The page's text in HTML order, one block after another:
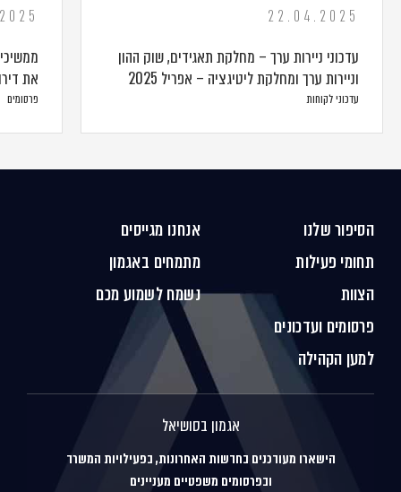
22.04.2025
עדכוני ניירות ערך – מחלקת תאגידים, שוק ההון
וניירות ערך ומחלקת ליטיגציה – אפריל 2025
עדכוני לקוחות
את
פרסומים
הסיפור שלנו
תחומי פעילות
הצוות
פרסומים ועדכונים
למען הקהילה
אנחנו מגייסים
מתמחים באגמון
נשמח לשמוע מכם
אגמון בסושיאל
הישארו מעודכנים בחדשות האחרונות, בפעילויות המשרד
ובפרסומים משפטיים מעניינים